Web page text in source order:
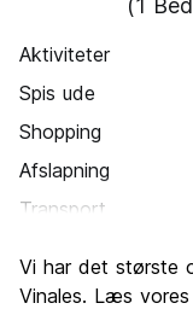
(1
Aktiviteter
Spis ude
Shopping
Afslapning
Transport
Kultur
Vi har det største
Vinales. Læs vores